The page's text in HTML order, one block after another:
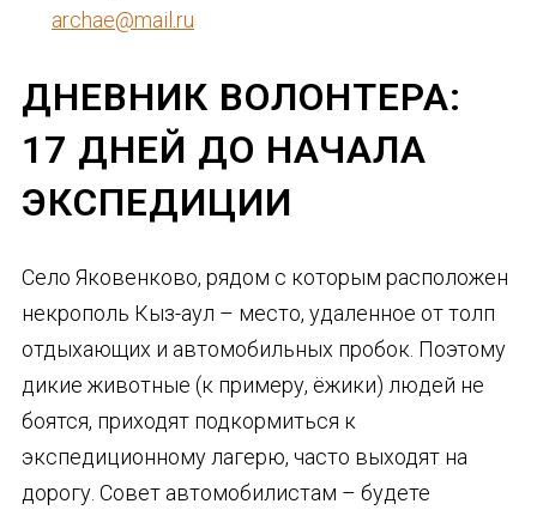
archae@mail.ru
ДНЕВНИК ВОЛОНТЕРА:
17 ДНЕЙ ДО НАЧАЛА
ЭКСПЕДИЦИИ
Село Яковенково, рядом с которым расположен
некрополь Кыз-аул – место, удаленное от толп
отдыхающих и автомобильных пробок. Поэтому
дикие животные (к примеру, ёжики) людей не
боятся, приходят подкормиться к
экспедиционному лагерю, часто выходят на
дорогу. Совет автомобилистам – будете